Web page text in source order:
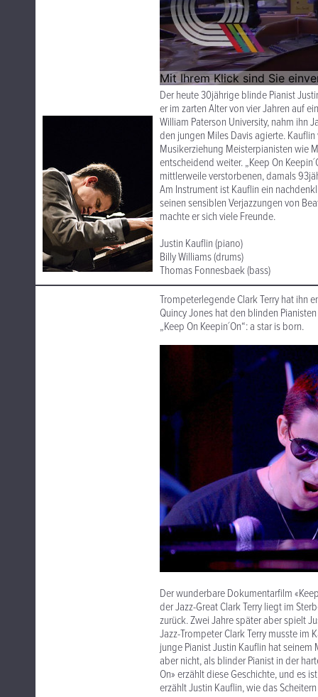
Der heute 30jährige blinde Pianist
er im zarten Alter von vier Jahren auf
William Paterson University, nahm ihn
den jungen Miles Davis agierte.
Musikerziehung Meisterpianisten wie
entscheidend weiter. „Keep On
mittlerweile verstorbenen, damals
Am Instrument ist Kauflin ein
seinen sensiblen Verjazzungen von
machte er sich viele Freunde.
Justin Kauflin (piano)
Billy Williams (drums)
Thomas Fonnesbaek (bass)
Trompeterlegende Clark Terry hat ihn
Quincy Jones hat den blinden
„Keep On Keepin´On“: a star is born.
Der wunderbare Dokumentarfilm
der Jazz-Great Clark Terry liegt im
zurück. Zwei Jahre später aber spielt
Jazz-Trompeter Clark Terry musste im
junge Pianist Justin Kauflin hat
aber nicht, als blinder Pianist in der
On» erzählt diese Geschichte, und es
erzählt Justin Kauflin, wie das